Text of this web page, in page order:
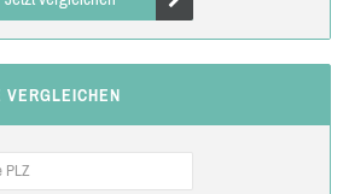
VERGLEICHEN